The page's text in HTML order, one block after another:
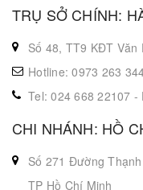
TRỤ SỞ CHÍNH:
Số 48, TT9 KĐT Văn
Hotline: 0973 263
Tel: 024 668 22107 -
CHI NHÁNH: HỒ
Số 271 Đường
TP Hồ Chí Minh